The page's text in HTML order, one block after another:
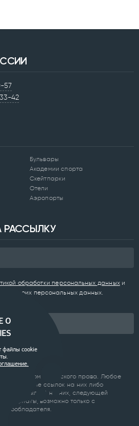
57
42
Бульвары
Академии спорта
Скейтпарки
Отели
Аэропорты
РАССЫЛКУ
обработки персональных данныхи
моих персональных данных.
Подписаться
объектом авторского права. Любое
кроме ссылок на них либо
гиперссылкой на них, следующей
цитаты, возможно только с
О
файлы cookie